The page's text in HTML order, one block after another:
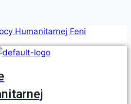
Humanitarnej Feni